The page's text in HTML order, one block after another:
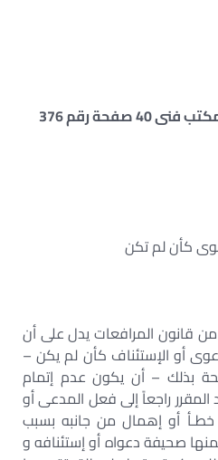
كأن لم تكن
النص فى المادتين 70 ، 240 من قانون المرافعات يدل على أن
أو الإستئناف كأن لم يكن –
بذلك – أن يكون عدم إتمام
المقرر راجعاً إلى فعل المدعى أو
أو إهمال من جانبه بسبب
صحيفة دعواه أو إستئنافه و